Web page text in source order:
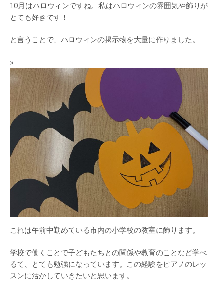
10月はハロウィンですね。私はハロウィンの雰囲気や飾りが
とても好きです！
と言うことで、ハロウィンの掲示物を大量に作りました。
これは午前中勤めている市内の小学校の教室に飾ります。
学校で働くことで子どもたちとの関係や教育のことなど学べ
るて、とても勉強になっています。この経験をピアノのレッ
スンに活かしていきたいと思います。